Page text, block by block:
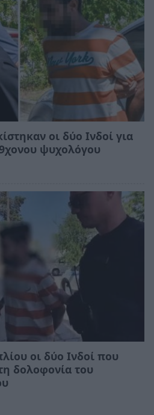
οι δύο Ινδοί για
ψυχολόγου
οι δύο Ινδοί που
δολοφονία του